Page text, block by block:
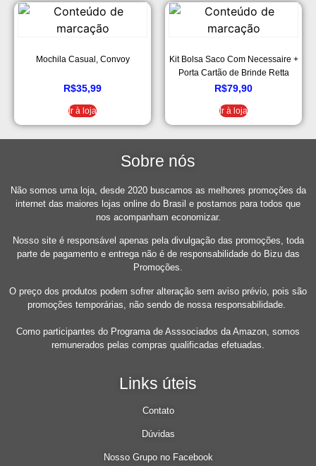
Mochila Casual, Convoy
R$35,99
Ir à loja
Kit Bolsa Saco Com Necessaire +
Porta Cartão de Brinde Retta
Verde Militar
R$79,90
Ir à loja
Sobre nós
Não somos uma loja, desde 2020 buscamos as melhores promoções da
internet das maiores lojas online do Brasil e postamos para todos que
nos acompanham economizar.
Nosso site é responsável apenas pela divulgação das promoções, toda
parte de pagamento e entrega não é de responsabilidade do Bizu das
Promoções.
O preço dos produtos podem sofrer alteração sem aviso prévio, pois são
promoções temporárias, não sendo de nossa responsabilidade.
Como participantes do Programa de Asssociados da Amazon, somos
remunerados pelas compras qualificadas efetuadas.
Links úteis
Contato
Dúvidas
Nosso Grupo no Facebook